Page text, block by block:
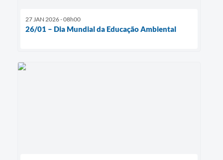
27 JAN 2026 - 08h00
26/01 – Dia Mundial da Educação Ambiental